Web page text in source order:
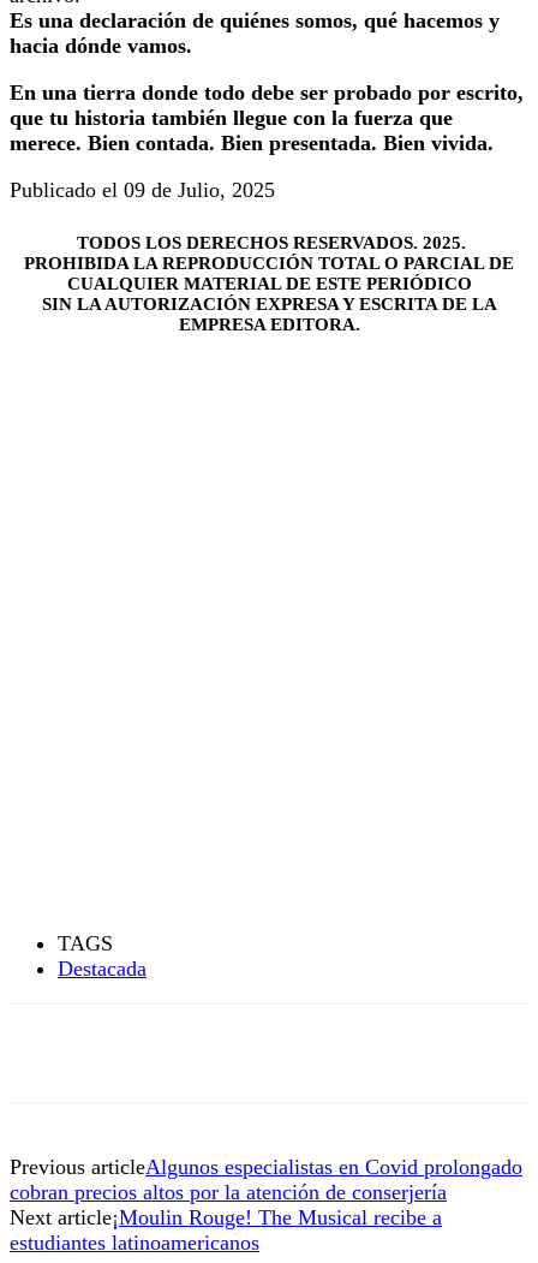
Es una declaración de quiénes somos, qué hacemos y
hacia dónde vamos.
En una tierra donde todo debe ser probado por escrito,
que tu historia también llegue con la fuerza que
merece. Bien contada. Bien presentada. Bien vivida.
Publicado el 09 de Julio, 2025
TODOS LOS DERECHOS RESERVADOS. 2025.
PROHIBIDA LA REPRODUCCIÓN TOTAL O PARCIAL DE
CUALQUIER MATERIAL DE ESTE PERIÓDICO
SIN LA AUTORIZACIÓN EXPRESA Y ESCRITA DE LA
EMPRESA EDITORA.
TAGS
Destacada
Previous articleAlgunos especialistas en Covid prolongado
cobran precios altos por la atención de conserjería
Next article¡Moulin Rouge! The Musical recibe a
estudiantes latinoamericanos